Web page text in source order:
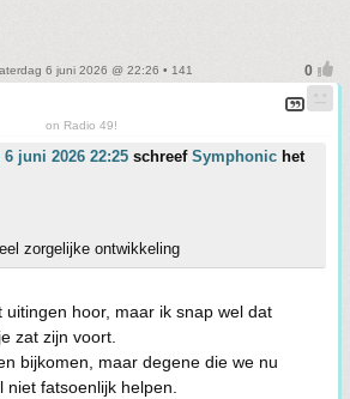
6 juni 2026 @ 22:26 • 141
on Radio 49!
juni 2026 22:25 schreef Symphonic het
zorgelijke ontwikkeling
uitingen hoor, maar ik snap wel dat
zat zijn voort.
bijkomen, maar degene die we nu
fatsoenlijk helpen.